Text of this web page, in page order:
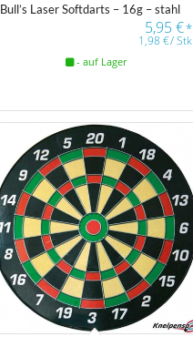
Bull’s Laser Softdarts – 16g – stahl
5,95€*
1,98 €/Stk
- auf Lager